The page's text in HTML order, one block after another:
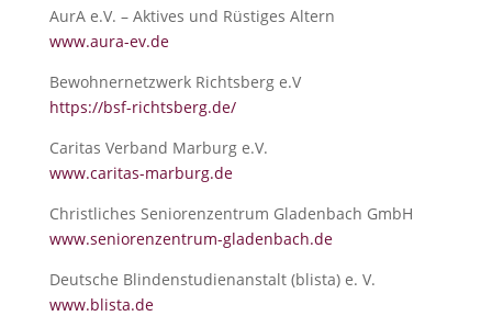
AurA e.V. – Aktives und Rüstiges Altern
www.aura-ev.de
Bewohnernetzwerk Richtsberg e.V
https://bsf-richtsberg.de/
Caritas Verband Marburg e.V.
www.caritas-marburg.de
Christliches Seniorenzentrum Gladenbach GmbH
www.seniorenzentrum-gladenbach.de
Deutsche Blindenstudienanstalt (blista) e. V.
www.blista.de